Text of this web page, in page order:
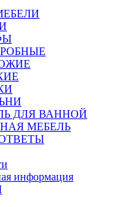
ДЛЯ ВАННОЙ
МЕБЕЛЬ
информация